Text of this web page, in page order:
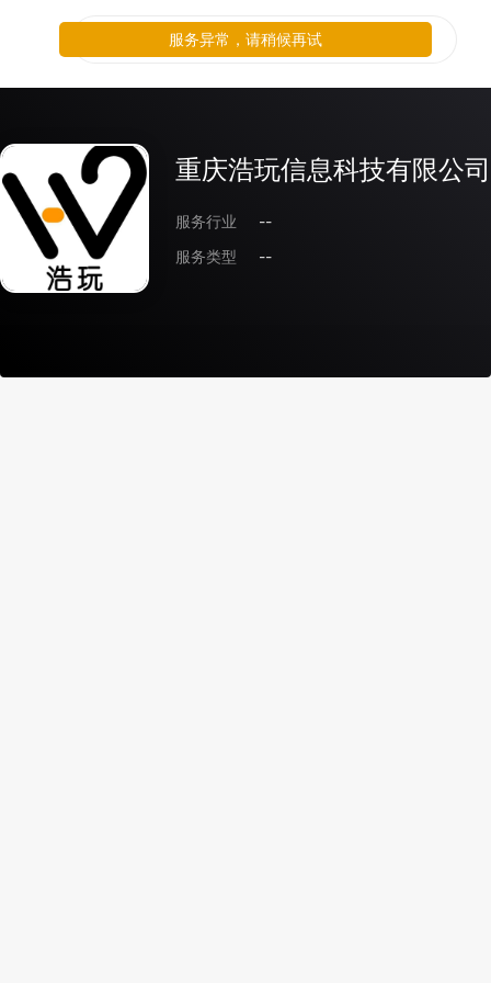
重庆浩玩信息科技有限公司
服务行业
--
服务类型
--
服务异常，请稍候再试